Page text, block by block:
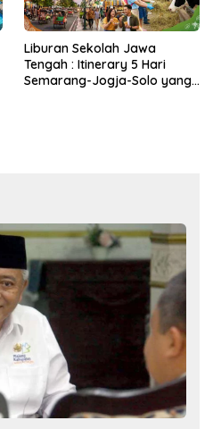
Liburan Sekolah Jawa
Tengah : Itinerary 5 Hari
Semarang-Jogja-Solo yang